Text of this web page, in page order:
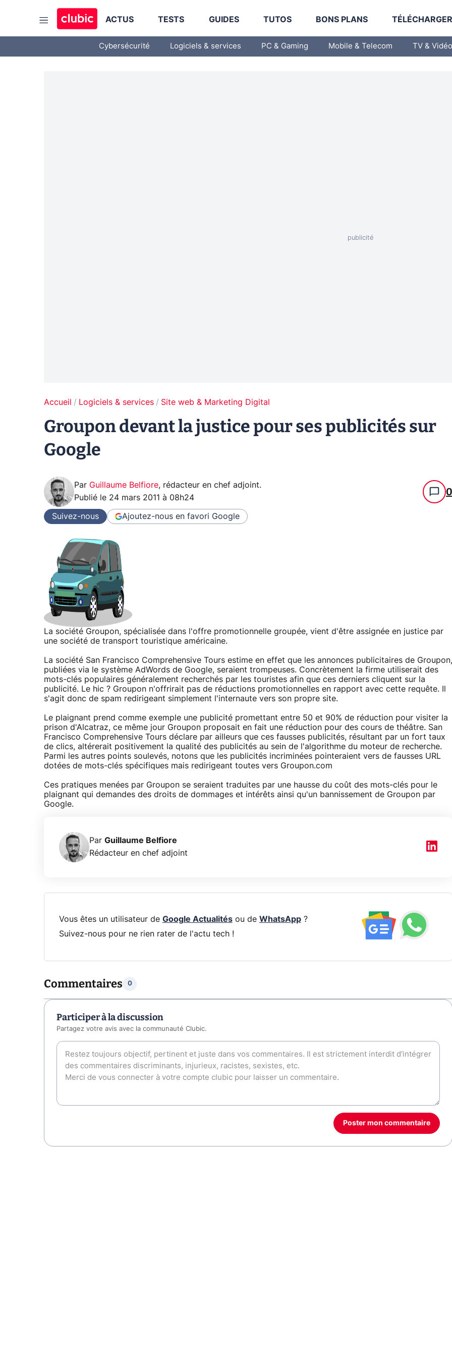
ACTUS TESTS GUIDES TUTOS BONS PLANS
Cybersécurité Logiciels & services PC & Gaming Mobile & Telecom TV & Vidéo
Accueil Logiciels & services Site web & Marketing Digital
Groupon devant la justice pour ses publicités sur
Google
Par Guillaume Belfiore, rédacteur en chef adjoint.
Publié le 24 mars 2011 à 08h24 0
Suivez-nous Ajoutez-nous en favori Google
La société Groupon, spécialisée dans l'offre promotionnelle groupée, vient d'être assignée en justice par
une société de transport touristique américaine.
La société San Francisco Comprehensive Tours estime en effet que les annonces publicitaires de Groupon,
publiées via le système AdWords de Google, seraient trompeuses. Concrètement la firme utiliserait des
mots-clés populaires généralement recherchés par les touristes afin que ces derniers cliquent sur la
publicité. Le hic ? Groupon n'offrirait pas de réductions promotionnelles en rapport avec cette requête. Il
s'agit donc de spam redirigeant simplement l'internaute vers son propre site.
Le plaignant prend comme exemple une publicité promettant entre 50 et 90% de réduction pour visiter la
prison d'Alcatraz, ce même jour Groupon proposait en fait une réduction pour des cours de théâtre. San
Francisco Comprehensive Tours déclare par ailleurs que ces fausses publicités, résultant par un fort taux
de clics, altérerait positivement la qualité des publicités au sein de l'algorithme du moteur de recherche.
Parmi les autres points soulevés, notons que les publicités incriminées pointeraient vers de fausses URL
dotées de mots-clés spécifiques mais redirigeant toutes vers Groupon.com
Ces pratiques menées par Groupon se seraient traduites par une hausse du coût des mots-clés pour le
plaignant qui demandes des droits de dommages et intérêts ainsi qu'un bannissement de Groupon par
Google.
Par Guillaume Belfiore
Rédacteur en chef adjoint
Vous êtes un utilisateur de Google Actualitésou de WhatsApp?
Suivez-nous pour ne rien rater de l'actu tech !
Commentaires 0
Participer à la discussion
Partagez votre avis avec la communauté Clubic.
Poster mon commentaire